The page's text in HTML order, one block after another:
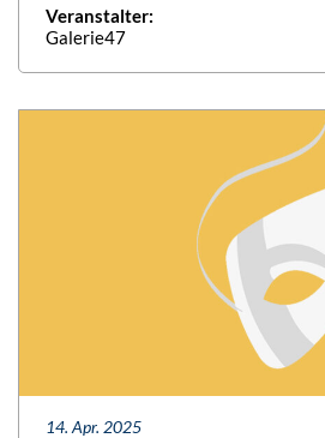
Veranstalter:
Galerie47
14. Apr. 2025